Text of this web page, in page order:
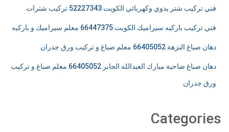
فني تركيب شتر يدوي وكهربائي الكويت 52227343 تركيب شترات
فني تركيب باركيه سيراميك الكويت 66447375 معلم سيراميك و باركيه
دهان صباغ النزهة 66405052 معلم صباغ و تركيب ورق جدران
دهان صباغ ضاحية مبارك العبدالله الجابر 66405052 معلم صباغ و تركيب
ورق جدران
Categories